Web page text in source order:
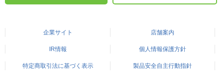
企業サイト 店舗案内
IR情報 個人情報保護方針
特定商取引法に基づく表示 製品安全自主行動指針